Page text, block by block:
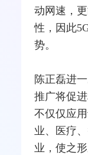
动网速，
性，因此
势。
陈正磊进
推广将促
不仅仅应
业、医疗
业，使之